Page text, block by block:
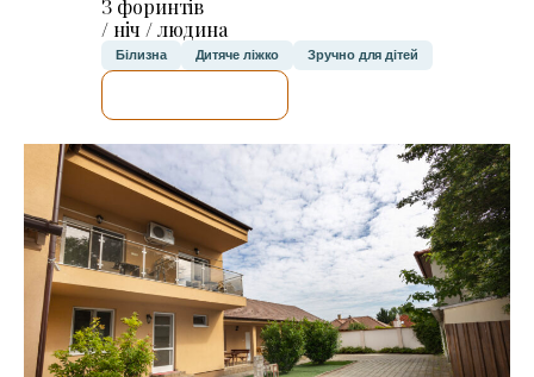
З форинтів
/ ніч / людина
Білизна Дитяче ліжко Зручно для дітей